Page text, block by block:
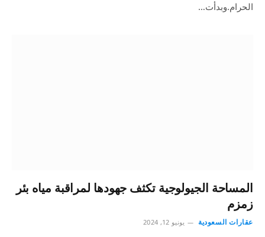
الحرام.وبدأت…
المساحة الجيولوجية تكثف جهودها لمراقبة مياه بئر
زمزم
عقارات السعودية يونيو 12, 2024